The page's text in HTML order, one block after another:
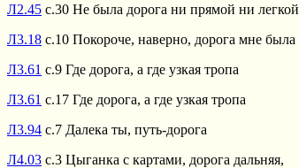
Л2.45 с.30 Не была дорога ни прямой ни легкой
Л3.18 с.10 Покороче, наверно, дорога мне была
Л3.61 с.9 Где дорога, а где узкая тропа
Л3.61 с.17 Где дорога, а где узкая тропа
Л3.94 с.7 Далека ты, путь-дорога
Л4.03 с.3 Цыганка с картами, дорога дальняя,